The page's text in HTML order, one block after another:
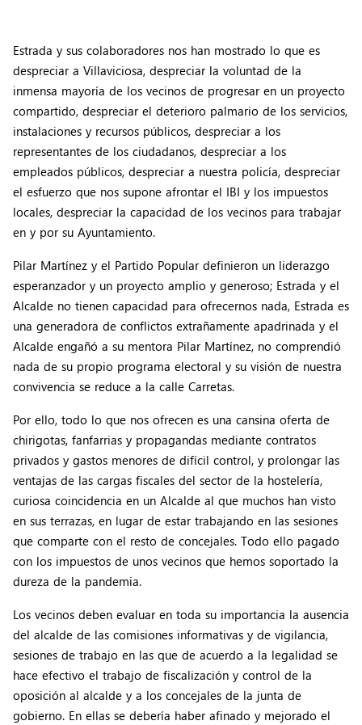
Estrada y sus colaboradores nos han mostrado lo que es
despreciar a Villaviciosa, despreciar la voluntad de la
inmensa mayoría de los vecinos de progresar en un proyecto
compartido, despreciar el deterioro palmario de los servicios,
instalaciones y recursos públicos, despreciar a los
representantes de los ciudadanos, despreciar a los
empleados públicos, despreciar a nuestra policía, despreciar
el esfuerzo que nos supone afrontar el IBI y los impuestos
locales, despreciar la capacidad de los vecinos para trabajar
en y por su Ayuntamiento.
Pilar Martínez y el Partido Popular definieron un liderazgo
esperanzador y un proyecto amplio y generoso; Estrada y el
Alcalde no tienen capacidad para ofrecernos nada, Estrada es
una generadora de conflictos extrañamente apadrinada y el
Alcalde engañó a su mentora Pilar Martínez, no comprendió
nada de su propio programa electoral y su visión de nuestra
convivencia se reduce a la calle Carretas.
Por ello, todo lo que nos ofrecen es una cansina oferta de
chirigotas, fanfarrias y propagandas mediante contratos
privados y gastos menores de difícil control, y prolongar las
ventajas de las cargas fiscales del sector de la hostelería,
curiosa coincidencia en un Alcalde al que muchos han visto
en sus terrazas, en lugar de estar trabajando en las sesiones
que comparte con el resto de concejales. Todo ello pagado
con los impuestos de unos vecinos que hemos soportado la
dureza de la pandemia.
Los vecinos deben evaluar en toda su importancia la ausencia
del alcalde de las comisiones informativas y de vigilancia,
sesiones de trabajo en las que de acuerdo a la legalidad se
hace efectivo el trabajo de fiscalización y control de la
oposición al alcalde y a los concejales de la junta de
gobierno. En ellas se debería haber afinado y mejorado el